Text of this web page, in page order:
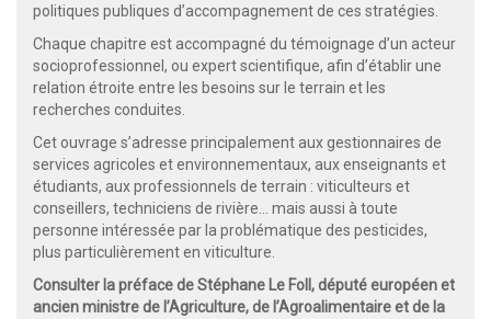
politiques publiques d’accompagnement de ces stratégies.
Chaque chapitre est accompagné du témoignage d’un acteur
socioprofessionnel, ou expert scientifique, afin d’établir une
relation étroite entre les besoins sur le terrain et les
recherches conduites.
Cet ouvrage s’adresse principalement aux gestionnaires de
services agricoles et environnementaux, aux enseignants et
étudiants, aux professionnels de terrain : viticulteurs et
conseillers, techniciens de rivière… mais aussi à toute
personne intéressée par la problématique des pesticides,
plus particulièrement en viticulture.
Consulter la préface de Stéphane Le Foll, député européen et
ancien ministre de l’Agriculture, de l’Agroalimentaire et de la